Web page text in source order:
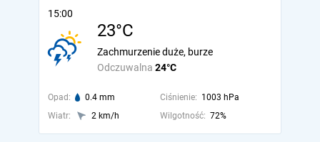
15:00
23°C
Odczuwalna 24°C
Zachmurzenie duże, burze
Opad: 0.4 mm Ciśnienie: 1003 hPa
Wiatr:
2 km/h Wilgotność: 72%